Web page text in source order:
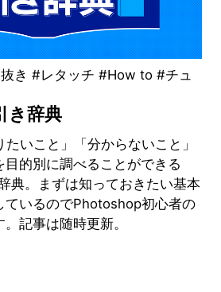
き #レタッチ #How to #チュ
き辞典
いこと」「分からないこと」
目的別に調べることができる
典。まずは知っておきたい基本
ているのでPhotoshop初心者の
記事は随時更新。